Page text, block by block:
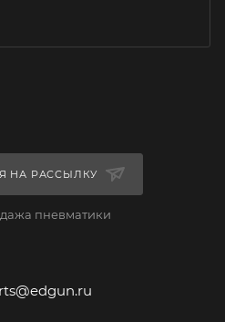
НА РАССЫЛКУ
пневматики